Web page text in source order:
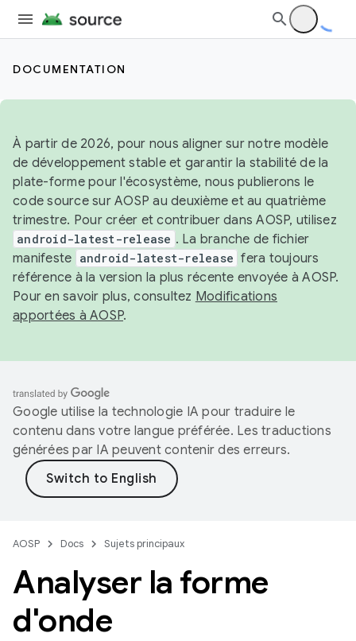
DOCUMENTATION
À partir de 2026, pour nous aligner sur notre modèle
de développement stable et garantir la stabilité de la
plate-forme pour l'écosystème, nous publierons le
code source sur AOSP au deuxième et au quatrième
trimestre. Pour créer et contribuer dans AOSP, utilisez
android-latest-release . La branche de fichier
manifeste android-latest-release fera toujours
référence à la version la plus récente envoyée à AOSP.
Pour en savoir plus, consultez Modifications
apportées à AOSP.
Google utilise la technologie IA pour traduire le
contenu dans votre langue préférée. Les traductions
générées par IA peuvent contenir des erreurs.
AOSP Docs Sujets principaux
Analyser la forme
d'onde